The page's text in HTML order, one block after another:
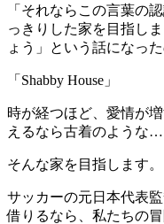
「それならこの言葉の
っきりした家を目指し
ょう」という話になった
「Shabby House」
時が経つほど、愛情が
えるなら古着のような
そんな家を目指します。
サッカーの元日本代表
借りるなら、私たちの